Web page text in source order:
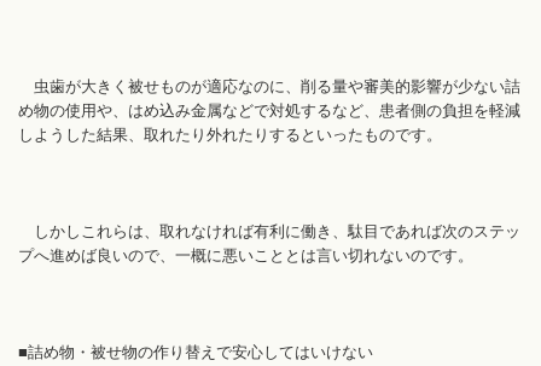
虫歯が大きく被せものが適応なのに、削る量や審美的影響が少ない詰
め物の使用や、はめ込み金属などで対処するなど、患者側の負担を軽減
しようした結果、取れたり外れたりするといったものです。
しかしこれらは、取れなければ有利に働き、駄目であれば次のステッ
プへ進めば良いので、一概に悪いこととは言い切れないのです。
■詰め物・被せ物の作り替えで安心してはいけない